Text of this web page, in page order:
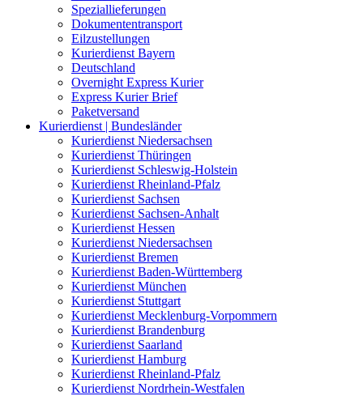
Speziallieferungen
Dokumententransport
Eilzustellungen
Kurierdienst Bayern
Deutschland
Overnight Express Kurier
Express Kurier Brief
Paketversand
Kurierdienst | Bundesländer
Kurierdienst Niedersachsen
Kurierdienst Thüringen
Kurierdienst Schleswig-Holstein
Kurierdienst Rheinland-Pfalz
Kurierdienst Sachsen
Kurierdienst Sachsen-Anhalt
Kurierdienst Hessen
Kurierdienst Niedersachsen
Kurierdienst Bremen
Kurierdienst Baden-Württemberg
Kurierdienst München
Kurierdienst Stuttgart
Kurierdienst Mecklenburg-Vorpommern
Kurierdienst Brandenburg
Kurierdienst Saarland
Kurierdienst Hamburg
Kurierdienst Rheinland-Pfalz
Kurierdienst Nordrhein-Westfalen